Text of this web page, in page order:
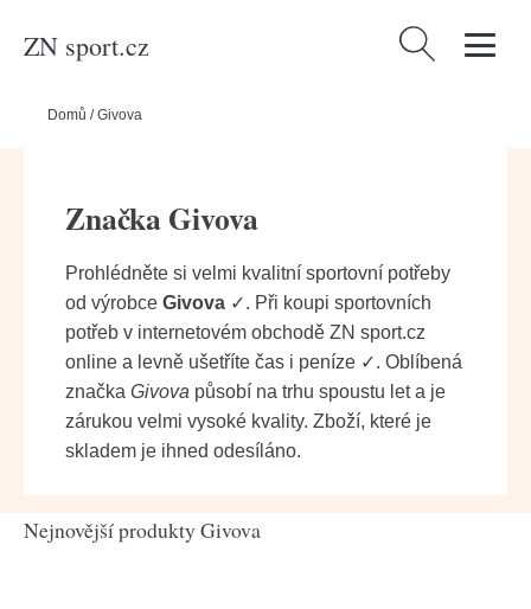
ZN sport.cz Vyhledávání
Domů /Givova
Značka Givova
Prohlédněte si velmi kvalitní sportovní potřeby
od výrobce Givova ✓. Při koupi sportovních
potřeb v internetovém obchodě ZN sport.cz
online a levně ušetříte čas i peníze ✓. Oblíbená
značka Givova působí na trhu spoustu let a je
zárukou velmi vysoké kvality. Zboží, které je
skladem je ihned odesíláno.
Nejnovější produkty Givova